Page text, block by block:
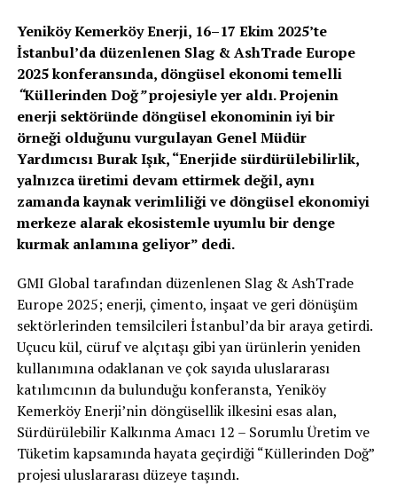
Yeniköy Kemerköy Enerji, 16–17 Ekim 2025’te
İstanbul’da düzenlenen Slag & AshTrade Europe
2025 konferansında, döngüsel ekonomi temelli
“Küllerinden Doğ”projesiyle yer aldı. Projenin
enerji sektöründe döngüsel ekonominin iyi bir
örneği olduğunu vurgulayan Genel Müdür
Yardımcısı Burak Işık, “Enerjide sürdürülebilirlik,
yalnızca üretimi devam ettirmek değil, aynı
zamanda kaynak verimliliği ve döngüsel ekonomiyi
merkeze alarak ekosistemle uyumlu bir denge
kurmak anlamına geliyor” dedi.
GMI Global tarafından düzenlenen Slag & AshTrade
Europe 2025; enerji, çimento, inşaat ve geri dönüşüm
sektörlerinden temsilcileri İstanbul’da bir araya getirdi.
Uçucu kül, cüruf ve alçıtaşı gibi yan ürünlerin yeniden
kullanımına odaklanan ve çok sayıda uluslararası
katılımcının da bulunduğu konferansta, Yeniköy
Kemerköy Enerji’nin döngüsellik ilkesini esas alan,
Sürdürülebilir Kalkınma Amacı 12 – Sorumlu Üretim ve
Tüketim kapsamında hayata geçirdiği “Küllerinden Doğ”
projesi uluslararası düzeye taşındı.